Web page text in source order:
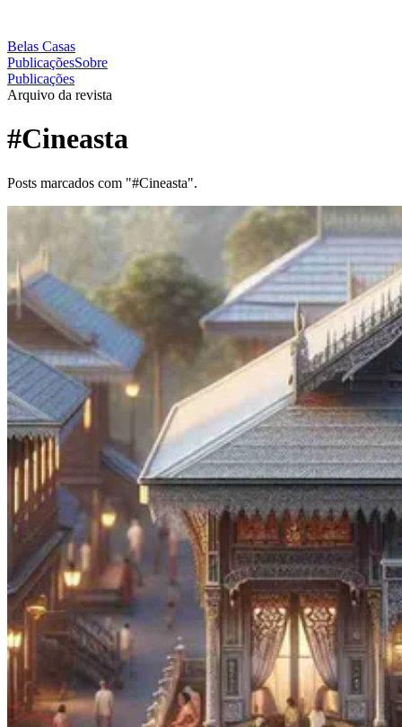
Belas Casas
PublicaçõesSobre
Publicações
Arquivo da revista
#Cineasta
Posts marcados com "#Cineasta".